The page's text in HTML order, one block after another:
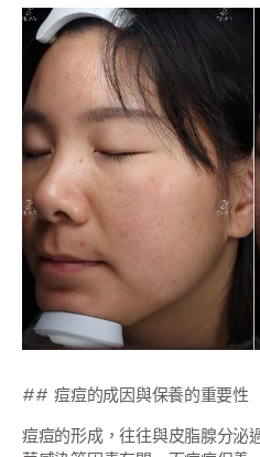
## 痘痘的成因與保養的重要性
痘痘的形成，往往與皮脂腺分泌